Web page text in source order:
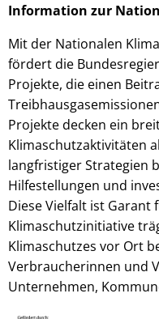
Information zur
Mit der Nationalen
fördert die
Projekte, die einen
Projekte decken ein
Klimaschutzaktivitäten
langfristiger Strategien
Hilfestellungen und
Diese Vielfalt ist Garant
Klimaschutzinitiative
Klimaschutzes vor Ort
Verbraucherinnen und
Unternehmen,